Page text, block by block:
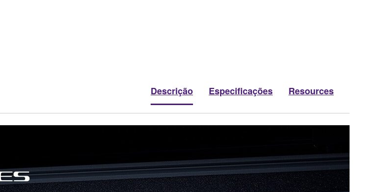
Descrição Especificações Resources